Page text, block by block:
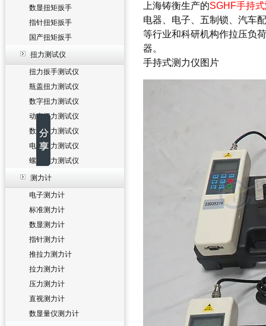
数显扭矩扳手
指针扭矩扳手
国产扭矩扳手
扭力测试仪
扭力扳手测试仪
瓶盖扭力测试仪
数字扭力测试仪
动态扭力测试仪
数显扭力测试仪
电批扭力测试仪
螺丝扭力测试仪
测力计
电子测力计
标准测力计
数显测力计
指针测力计
推拉力测力计
拉力测力计
压力测力计
直视测力计
数显量仪测力计
上海铸衡生产的SGHF手持式
电器、电子、五制锁、汽车
等行业和科研机构作拉压负
器。
手持式测力仪图片